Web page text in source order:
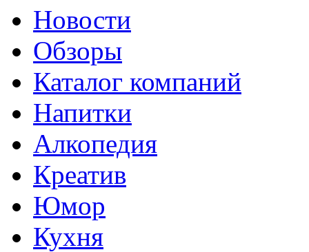
Новости
Обзоры
Каталог компаний
Напитки
Алкопедия
Креатив
Юмор
Кухня